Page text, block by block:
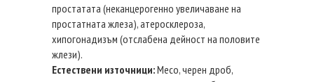
простатата (неканцерогенно увеличаване на
простатната жлеза), атеросклероза,
хипогонадизъм (отслабена дейност на половите
жлези).
Естествени източници:Месо, черен дроб,